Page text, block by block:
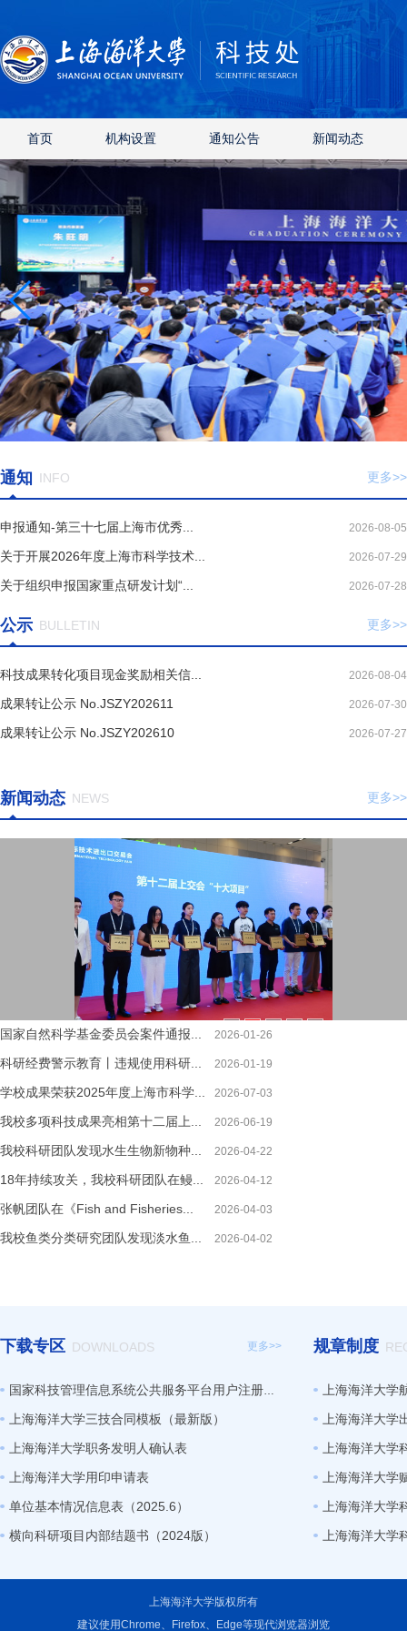
首页 机构设置 通知公告 新闻动态
通知 INFO 更多>>
申报通知-第三十七届上海市优秀... 2026-08-05
关于开展2026年度上海市科学技术... 2026-07-29
关于组织申报国家重点研发计划“... 2026-07-28
公示 BULLETIN 更多>>
科技成果转化项目现金奖励相关信... 2026-08-04
成果转让公示 No.JSZY202611 2026-07-30
成果转让公示 No.JSZY202610 2026-07-27
新闻动态 NEWS 更多>>
国家自然科学基金委员会案件通报... 2026-01-26
科研经费警示教育丨违规使用科研... 2026-01-19
学校成果荣获2025年度上海市科学... 2026-07-03
我校多项科技成果亮相第十二届上... 2026-06-19
我校科研团队发现水生生物新物种... 2026-04-22
18年持续攻关，我校科研团队在鳗... 2026-04-12
张帆团队在《Fish and Fisheries... 2026-04-03
我校鱼类分类研究团队发现淡水鱼... 2026-04-02
下载专区 DOWNLOADS 更多>>
国家科技管理信息系统公共服务平台用户注册流程
上海海洋大学三技合同模板（最新版）
上海海洋大学职务发明人确认表
上海海洋大学用印申请表
单位基本情况信息表（2025.6）
横向科研项目内部结题书（2024版）
规章制度
上海海洋大学
上海海洋大学
上海海洋大学
上海海洋大学赋
上海海洋大
上海海洋大学
上海海洋大学版权所有
建议使用Chrome、Firefox、Edge等现代浏览器浏览